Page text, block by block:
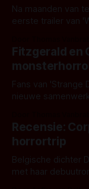
Na maanden van
eerste trailer van
kille stijl vol
het het al
Fitzgerald en
Fans van 'Strange
nieuwe
'Skeletons', een
opnames zijn
Recensie:
horrortrip
Belgische dichter
met haar